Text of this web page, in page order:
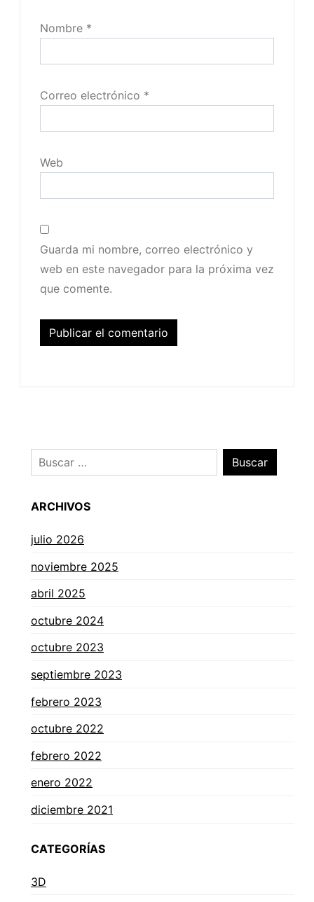
Nombre *
Correo electrónico *
Web
Guarda mi nombre, correo electrónico y
web en este navegador para la próxima vez
que comente.
ARCHIVOS
julio 2026
noviembre 2025
abril 2025
octubre 2024
octubre 2023
septiembre 2023
febrero 2023
octubre 2022
febrero 2022
enero 2022
diciembre 2021
CATEGORÍAS
3D